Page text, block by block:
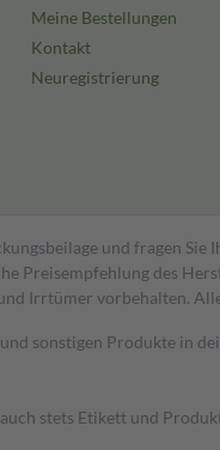
Meine Bestellungen
Kontakt
Neuregistrierung
und fragen
des
Irrtümer vorbehalten.
sonstigen Produkte in
stets Etikett und